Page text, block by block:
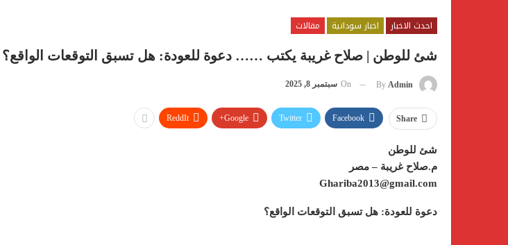
احدث الاخبار اخبار سودانية
مقالات
شئ للوطن | صلاح غريبة يكتب …… دعوة للعودة: هل تسبق التوقعات الواقع؟
By Admin
On سبتمبر 8, 2025
Share
Facebook
Twitter
Google+
ReddIt
شئ للوطن
م.صلاح غريبة – مصر
Ghariba2013@gmail.com
دعوة للعودة: هل تسبق التوقعات الواقع؟